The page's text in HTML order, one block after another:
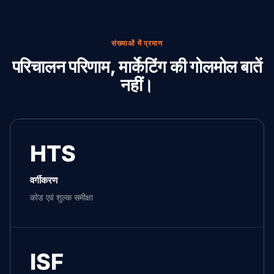
संख्याओं में प्रमाण
परिचालन परिणाम, मार्केटिंग की गोलमोल बातें
नहीं।
HTS
वर्गीकरण
कोड एवं शुल्क समीक्षा
ISF